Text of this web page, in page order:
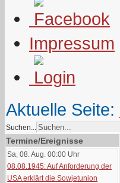
Impressum
Aktuelle Seite:
Suchen...
Termine/Ereignisse
Sa, 08. Aug. 00:00 Uhr
08.08.1945: Auf Anforderung der
USA erklärt die Sowjetunion